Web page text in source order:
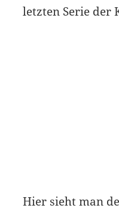
letzten Serie der
Hier sieht man